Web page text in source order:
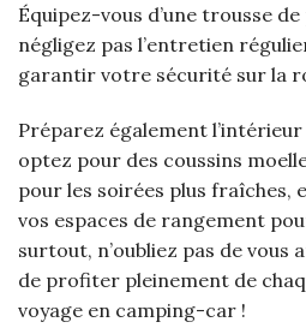
Équipez-vous d’une trousse
négligez pas l’entretien
garantir votre sécurité sur la
Préparez également
optez pour des coussins
pour les soirées plus fraîches,
vos espaces de rangement
surtout, n’oubliez pas de vous
de profiter pleinement de
voyage en camping-car !